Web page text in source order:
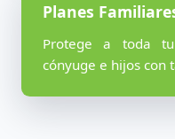
Planes
Protege a toda
cónyuge e hijos con